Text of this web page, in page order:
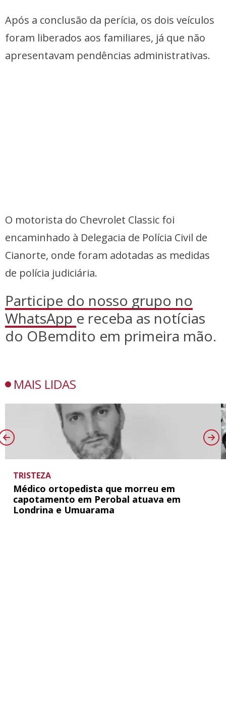
Após a conclusão da perícia, os dois veículos
foram liberados aos familiares, já que não
apresentavam pendências administrativas.
O motorista do Chevrolet Classic foi
encaminhado à Delegacia de Polícia Civil de
Cianorte, onde foram adotadas as medidas
de polícia judiciária.
Participe do nosso grupo no
WhatsApp e receba as notícias
do OBemdito em primeira mão.
MAIS LIDAS
TRISTEZA
Médico ortopedista que morreu em
capotamento em Perobal atuava em
Londrina e Umuarama